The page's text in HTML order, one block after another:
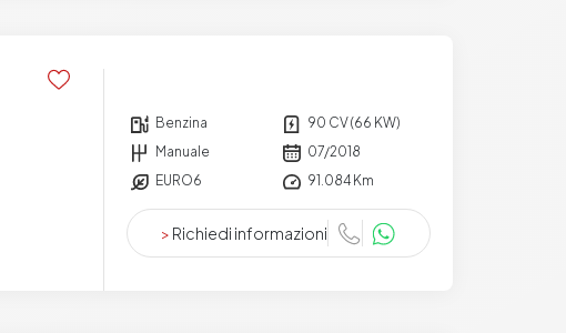
Benzina
90 CV (66 KW)
Manuale
07/2018
EURO6
91.084 Km
> Richiedi informazioni